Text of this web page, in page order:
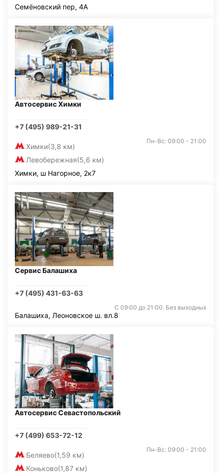
Семёновский пер, 4А
Автосервис Химки
+7 (495) 989-21-31
Химки(3,8 км)
Левобережная(5,6 км)
Пн-Вс: 09:00 - 21:00
Химки, ш Нагорное, 2к7
Сервис Балашиха
+7 (495) 431-63-63
С 09:00 до 21:00. Без выходных
Балашиха, Леоновское ш. вл.8
Автосервис Севастопольский
+7 (499) 653-72-12
Беляево(1,59 км)
Коньково(1,87 км)
Пн-Вс: 09:00 - 21:00